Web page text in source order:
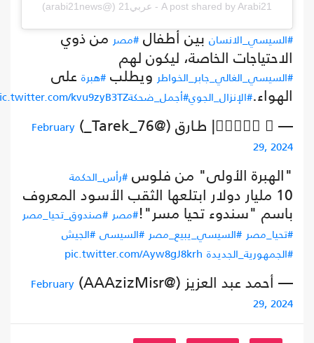
A post shared by Arabi21 - عربي21 (@arabi21news)
#السيسي_الانسانبين أطفال#مصرمن ذوي
الاحتياجات الخاصة، ليكون لهم
#السيسي_الغالي_جابر_الخواطرويطلب#هبرةعلى
الهواء.#الإنزال_الجوي#أجمل_ضحكةpic.twitter.com/kvu9zyB3TZ
— 𝐓𝐚𝐫𝐞𝐤 | طـارق (@Tarek_76_)
February
29, 2024
"الهبرة الأولى" من فلوس#رأس_الحكمة
10 مليار دولار ابتلعها الثقب الأسود المعروف
باسم "سندوء تحيا مسر"! #مصر #صندوق_تحيا_مصر
#تحيا_مصر #السيسي_يبيع_مصر #السيسى #الجيش
#الجمهورية_الجديدة pic.twitter.com/Ayw8gJ8krh
— أحمد عبد العزيز (@AAAzizMisr)
February
29, 2024